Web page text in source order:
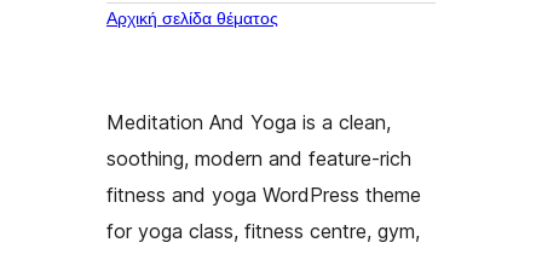
Αρχική σελίδα θέματος
Meditation And Yoga is a clean,
soothing, modern and feature-rich
fitness and yoga WordPress theme
for yoga class, fitness centre, gym,